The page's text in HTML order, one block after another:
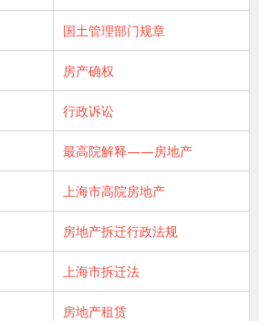
国土管理部门规章
房产确权
行政诉讼
最高院解释——房地产
上海市高院房地产
房地产拆迁行政法规
上海市拆迁法
房地产租赁